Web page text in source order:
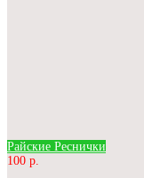
Райские Реснички
100 р.